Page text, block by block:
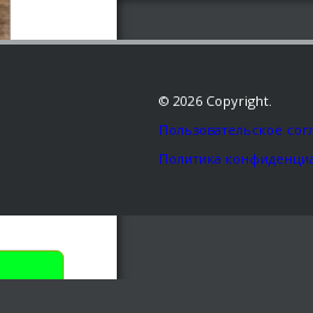
© 2026 Copyright.
Пользовательское
Политика